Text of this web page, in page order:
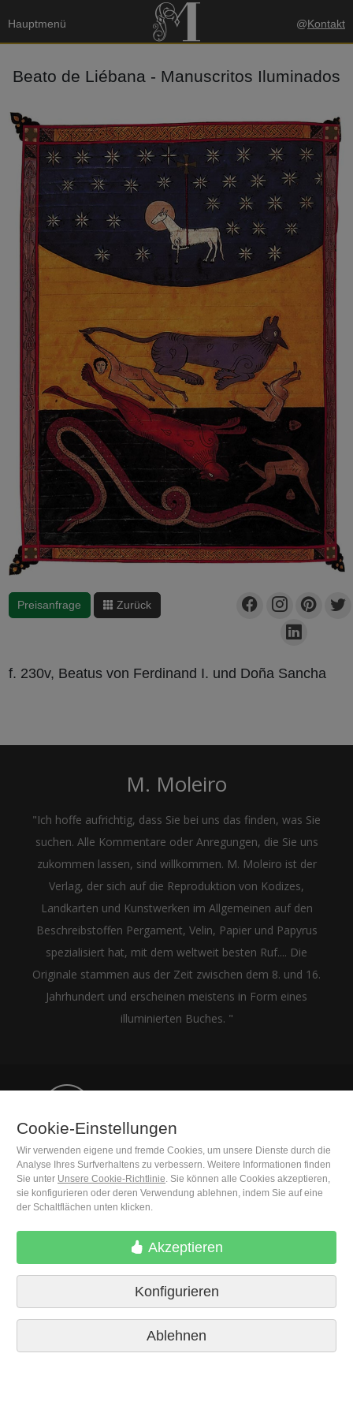
Hauptmenü @Kontakt
Beato de Liébana - Manuscritos Iluminados
Preisanfrage Zurück
f. 230v, Beatus von Ferdinand I. und Doña Sancha
M. Moleiro
"Ich hoffe aufrichtig, dass Sie bei uns das finden, was Sie
suchen. Alle Kommentare oder Anregungen, die Sie uns
zukommen lassen, sind willkommen. M. Moleiro ist der
Verlag, der sich auf die Reproduktion von Kodizes,
Landkarten und Kunstwerken im Allgemeinen auf den
Beschreibstoffen Pergament, Velin, Papier und Papyrus
spezialisiert hat, mit dem weltweit besten Ruf.... Die
Originale stammen aus der Zeit zwischen dem 8. und 16.
Jahrhundert und erscheinen meistens in Form eines
illuminierten Buches. "
M. Moleiro Editor, S.A.
Travesera de Gracia, 17
E08021 Barcelona (Spain)
Cookie-Einstellungen
Wir verwenden eigene und fremde Cookies, um unsere Dienste durch die
Analyse Ihres Surfverhaltens zu verbessern. Weitere Informationen finden
Sie unter Unsere Cookie-Richtlinie. Sie können alle Cookies akzeptieren,
sie konfigurieren oder deren Verwendung ablehnen, indem Sie auf eine
der Schaltflächen unten klicken.
Akzeptieren
Konfigurieren
Ablehnen